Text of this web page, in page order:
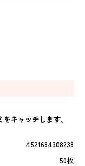
キャッチします。
4521684308238
50枚